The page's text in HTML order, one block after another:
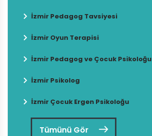
İzmir Pedagog Tavsiyesi
İzmir Oyun Terapisi
İzmir Pedagog ve Çocuk Psikoloğu
İzmir Psikolog
İzmir Çocuk Ergen Psikoloğu
Tümünü Gör